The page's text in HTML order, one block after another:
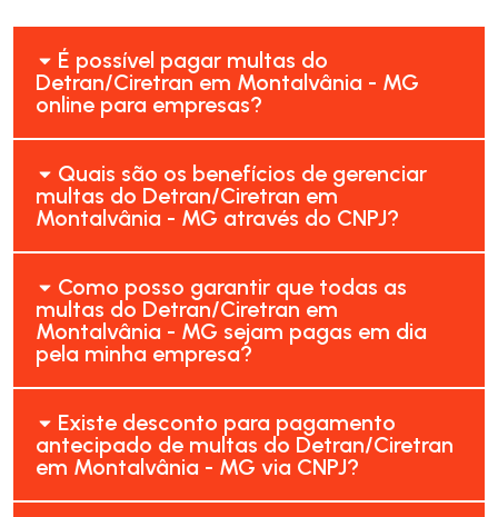
É possível pagar multas do
Detran/Ciretran em Montalvânia - MG
online para empresas?
Quais são os benefícios de gerenciar
multas do Detran/Ciretran em
Montalvânia - MG através do CNPJ?
Como posso garantir que todas as
multas do Detran/Ciretran em
Montalvânia - MG sejam pagas em dia
pela minha empresa?
Existe desconto para pagamento
antecipado de multas do Detran/Ciretran
em Montalvânia - MG via CNPJ?